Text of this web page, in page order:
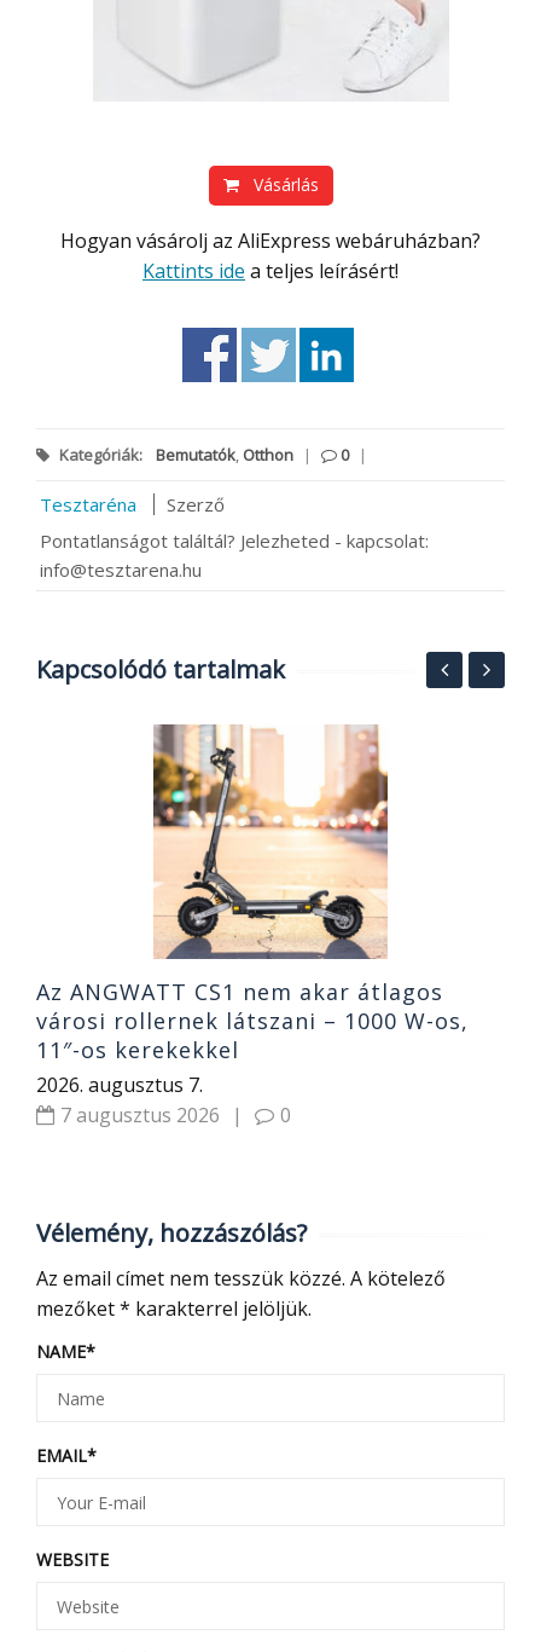
Vásárlás
Hogyan vásárolj az AliExpress webáruházban?
Kattints ide a teljes leírásért!
Kategóriák: Bemutatók, Otthon | 0 |
Tesztaréna
Szerző
Pontatlanságot találtál? Jelezheted - kapcsolat:
info@tesztarena.hu
Kapcsolódó tartalmak
Az ANGWATT CS1 nem akar átlagos
városi rollernek látszani – 1000 W-os,
11″-os kerekekkel
2026. augusztus 7.
7 augusztus 2026
| 0
Vélemény, hozzászólás?
Az email címet nem tesszük közzé. A kötelező
mezőket* karakterrel jelöljük.
NAME*
EMAIL*
WEBSITE